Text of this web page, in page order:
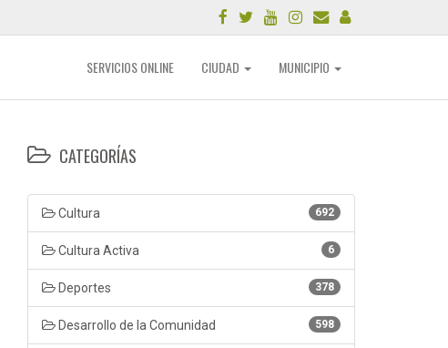
SERVICIOS ONLINE CIUDAD MUNICIPIO
CATEGORÍAS
692
Cultura
6
Cultura Activa
378
Deportes
598
Desarrollo de la Comunidad